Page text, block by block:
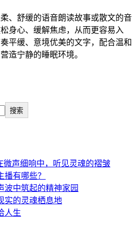
、舒缓的语音朗读故事或散文的音
身心、缓解焦虑，从而更容易入
平缓、意境优美的文字，配合温和
造宁静的睡眠环境。
搜索
微声细响中，听见灵魂的褶皱
播有哪些？
波中筑起的精神家园
实的灵魂栖息地
人生